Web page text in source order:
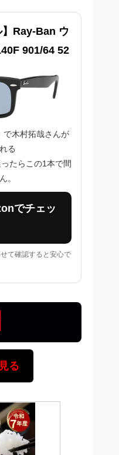
】Ray-Ban ウ
901/64 52
で木村拓哉さんが
る
たらこの1本で間
。
でチェッ
て確認すると安心で
る